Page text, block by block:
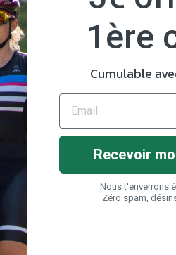
Vous pourrez aussi vous
1ère
Cumulable
Recevoir
Nous t'enverrons
Zéro spam,